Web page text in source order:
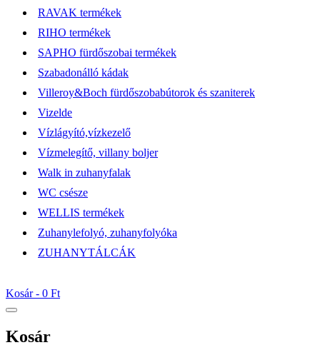
RAVAK termékek
RIHO termékek
SAPHO fürdőszobai termékek
Szabadonálló kádak
Villeroy&Boch fürdőszobabútorok és szaniterek
Vizelde
Vízlágyító,vízkezelő
Vízmelegítő, villany boljer
Walk in zuhanyfalak
WC csésze
WELLIS termékek
Zuhanylefolyó, zuhanyfolyóka
ZUHANYTÁLCÁK
Kosár - 0 Ft
Kosár